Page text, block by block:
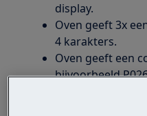
display.
Oven geeft 3x
4 karakters.
Oven geeft een
bijvoorbeeld